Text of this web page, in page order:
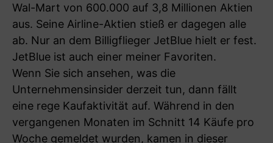
Wal-Mart von 600.000 auf 3,8 Millionen Aktien
aus. Seine Airline-Aktien stieß er dagegen alle
ab. Nur an dem Billigflieger JetBlue hielt er fest.
JetBlue ist auch einer meiner Favoriten.
Wenn Sie sich ansehen, was die
Unternehmensinsider derzeit tun, dann fällt
eine rege Kaufaktivität auf. Während in den
vergangenen Monaten im Schnitt 14 Käufe pro
Woche gemeldet wurden, kamen in dieser